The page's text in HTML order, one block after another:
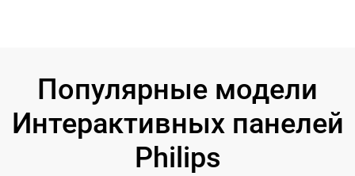
Популярные модели
Интерактивных панелей
Philips